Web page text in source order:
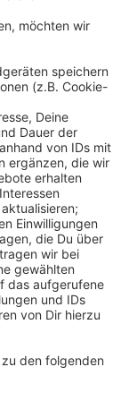
150 km/h
Sie war mit
beteiligt,
Beamten
er vor der